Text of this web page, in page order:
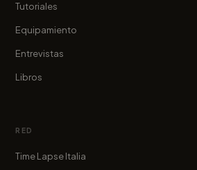
Tutoriales
Equipamiento
Entrevistas
Libros
RED
Time Lapse Italia